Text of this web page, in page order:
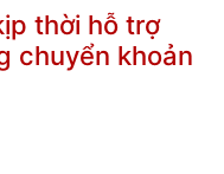
thời hỗ trợ
chuyển khoản